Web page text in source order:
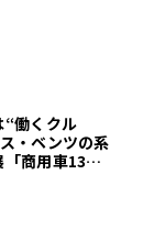
“働くクル
・ベンツの系
商用車130